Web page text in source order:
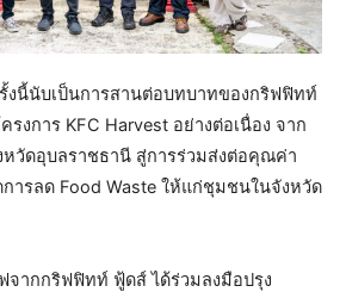
งนี้นับเป็นการสานต่อบทบาทของกริฟฟิทท์
งการ KFC Harvest อย่างต่อเนื่อง จาก
วัดอุบลราชธานี สู่การร่วมส่งต่อคุณค่า
ารลด Food Waste ให้แก่ชุมชนในจังหวัด
จากกริฟฟิทท์ ฟู้ดส์ ได้ร่วมลงมือปรุง